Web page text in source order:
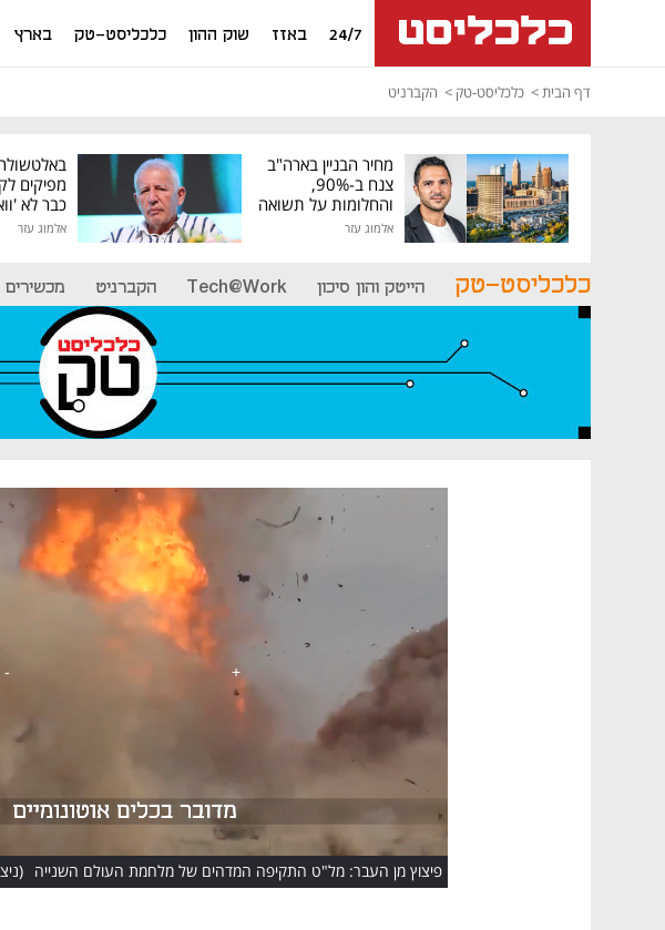
24/7 באזז שוק ההון כלכליסט-טק בארץ
דף הבית כלכליסט-טק הקברניט
מחיר הבניין בארה"ב
צנח ב-90%,
והחלומות על תשואה
גבוהה התנפצו
אלמוג עזר
מפיקים
כבר לא
של גילעד"
אלמוג עזר
כלכליסט-טק הייטק והון סיכון Tech@Work הקברניט מכשירים
HD
פיצוץ מן העבר: מל"ט התקיפה המדהים של מלחמת העולם השנייה